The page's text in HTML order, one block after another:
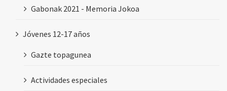
Gabonak 2021 - Memoria Jokoa
Jóvenes 12-17 años
Gazte topagunea
Actividades especiales